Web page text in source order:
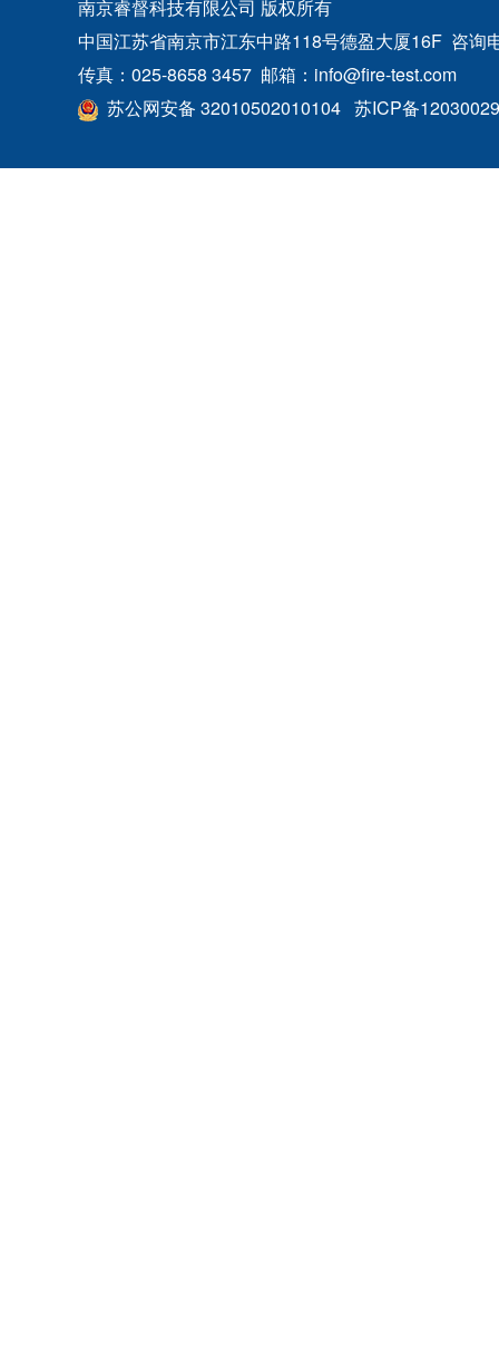
南京睿督科技有限公司 版权所有
中国江苏省南京市江东中路118号德盈大厦16F 咨
传真：025-8658 3457 邮箱：info@fire-test.com
苏公网安备 32010502010104 苏ICP备